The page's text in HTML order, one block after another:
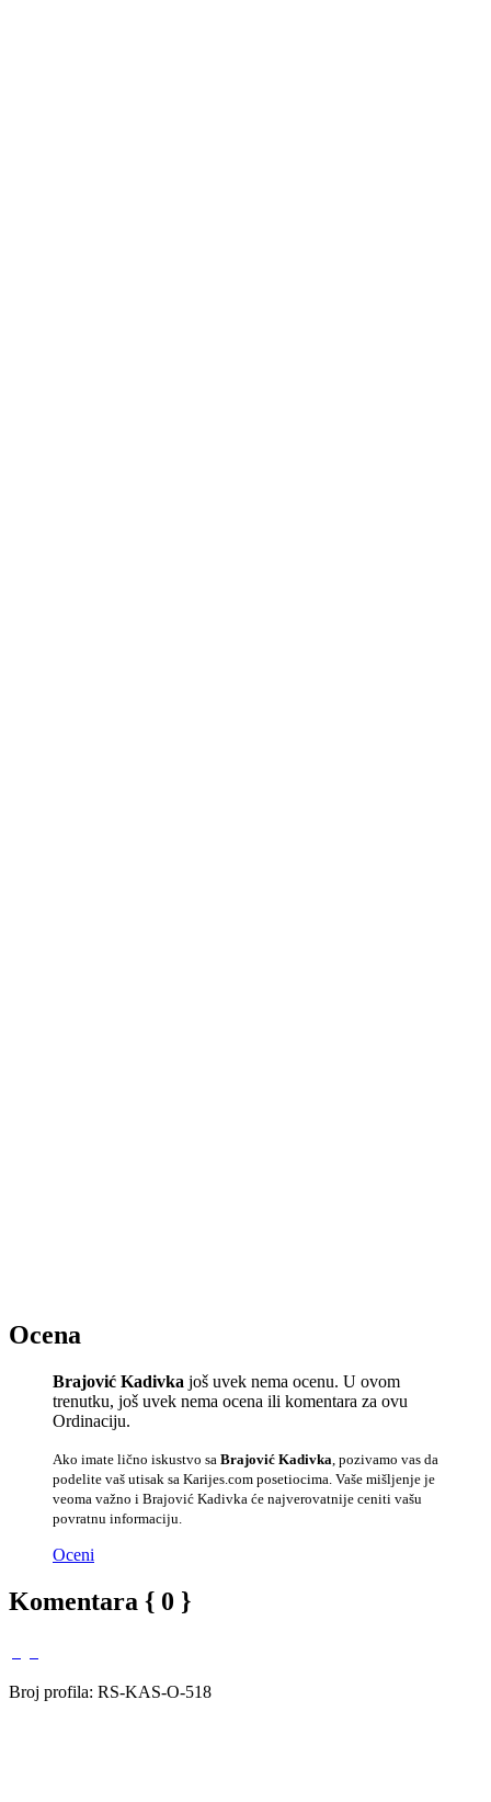
Ocena
Brajović Kadivka još uvek nema ocenu. U ovom
trenutku, još uvek nema ocena ili komentara za ovu
Ordinaciju.
Ako imate lično iskustvo sa Brajović Kadivka , pozivamo vas da
podelite vaš utisak sa Karijes.com posetiocima. Vaše mišljenje je
veoma važno i Brajović Kadivka će najverovatnije ceniti vašu
povratnu informaciju.
Oceni
Komentara { 0 }
Broj profila: RS-KAS-O-518